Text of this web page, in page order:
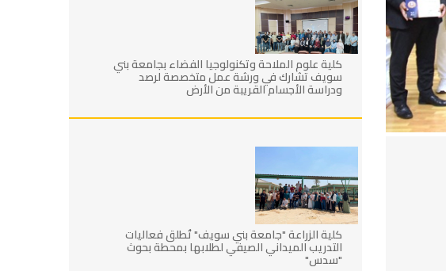
كلية علوم الملاحة وتكنولوجيا الفضاء بجامعة بني
سويف تشارك في ورشة عمل متخصصة لرصد
ودراسة الأجسام القريبة من الأرض
كلية الزراعة "جامعة بني سويف" تُطلق فعاليات
التدريب الميداني الصيفي لطلابها بمحطة بحوث
"سدس"